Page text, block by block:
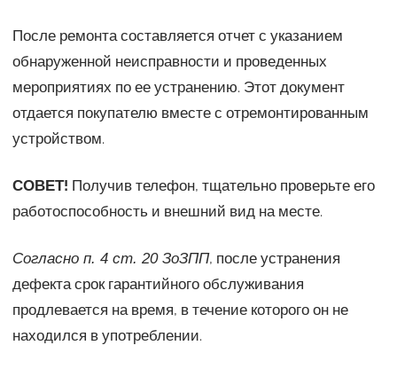
После ремонта составляется отчет с указанием
обнаруженной неисправности и проведенных
мероприятиях по ее устранению. Этот документ
отдается покупателю вместе с отремонтированным
устройством.
СОВЕТ! Получив телефон, тщательно проверьте его
работоспособность и внешний вид на месте.
Согласно п. 4 ст. 20 ЗоЗПП, после устранения
дефекта срок гарантийного обслуживания
продлевается на время, в течение которого он не
находился в употреблении.